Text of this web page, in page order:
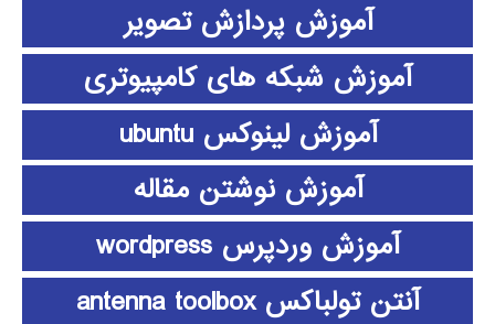
آموزش پردازش تصویر
آموزش شبکه های کامپیوتری
آموزش لینوکس ubuntu
آموزش نوشتن مقاله
آموزش وردپرس wordpress
آنتن تولباکس antenna toolbox